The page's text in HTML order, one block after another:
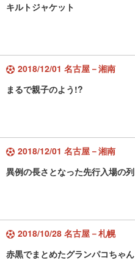
キルトジャケット
2018/12/01 名古屋－湘南
まるで親子のよう!?
2018/12/01 名古屋－湘南
異例の長さとなった先行入場の列
2018/10/28 名古屋－札幌
赤黒でまとめたグランパコちゃん